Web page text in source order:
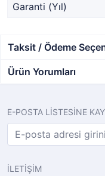
Garanti (Yıl)
Taksit / Ödeme
Ürün Yorumları
E-POSTA LİSTESİNE
İLETİŞİM